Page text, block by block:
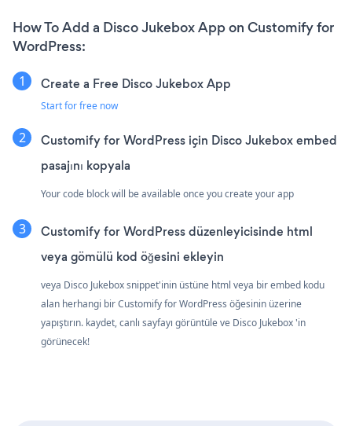
How To Add a Disco Jukebox App on Customify for
WordPress:
Create a Free Disco Jukebox App
Start for free now
Customify for WordPress için Disco Jukebox embed
pasajını kopyala
Your code block will be available once you create your app
Customify for WordPress düzenleyicisinde html
veya gömülü kod öğesini ekleyin
veya Disco Jukebox snippet'inin üstüne html veya bir embed kodu
alan herhangi bir Customify for WordPress öğesinin üzerine
yapıştırın. kaydet, canlı sayfayı görüntüle ve Disco Jukebox 'in
görünecek!